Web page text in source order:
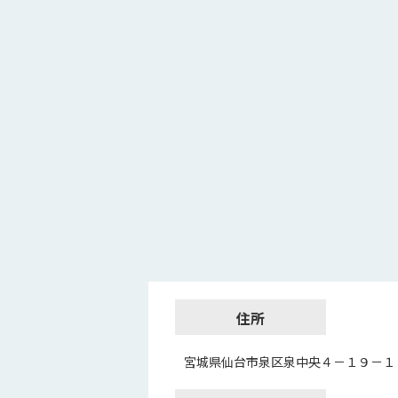
住所
宮城県仙台市泉区泉中央４－１９－